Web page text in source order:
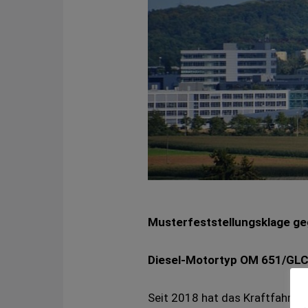
Musterfeststellungsklage
Diesel-Motortyp OM 651/
Seit 2018 hat das Kraftfahrt-